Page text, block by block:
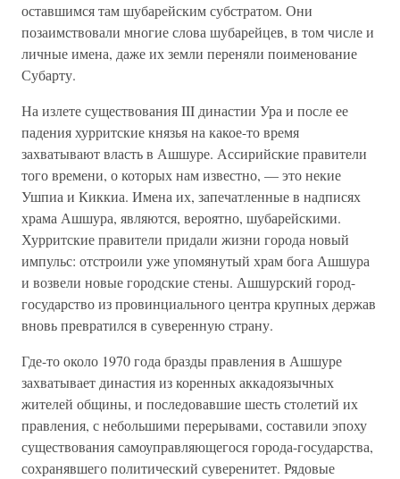
оставшимся там шубарейским субстратом. Они
позаимствовали многие слова шубарейцев, в том числе и
личные имена, даже их земли переняли поименование
Субарту.
На излете существования III династии Ура и после ее
падения хурритские князья на какое-то время
захватывают власть в Ашшуре. Ассирийские правители
того времени, о которых нам известно, — это некие
Ушпиа и Киккиа. Имена их, запечатленные в надписях
храма Ашшура, являются, вероятно, шубарейскими.
Хурритские правители придали жизни города новый
импульс: отстроили уже упомянутый храм бога Ашшура
и возвели новые городские стены. Ашшурский город-
государство из провинциального центра крупных держав
вновь превратился в суверенную страну.
Где-то около 1970 года бразды правления в Ашшуре
захватывает династия из коренных аккадоязычных
жителей общины, и последовавшие шесть столетий их
правления, с небольшими перерывами, составили эпоху
существования самоуправляющегося города-государства,
сохранявшего политический суверенитет. Рядовые